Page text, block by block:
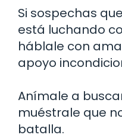
Si sospechas
está luchando
háblale con
apoyo
Anímale a
muéstrale que
batalla.